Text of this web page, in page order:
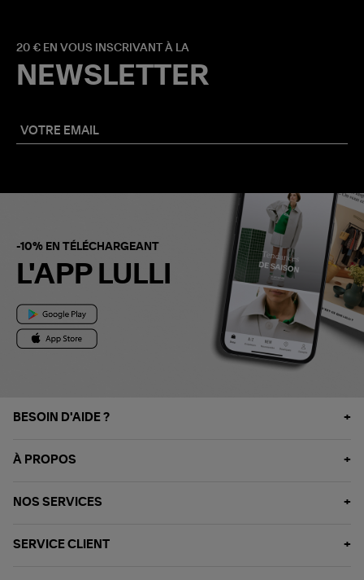
20 € EN VOUS INSCRIVANT À LA
NEWSLETTER
-10% EN TÉLÉCHARGEANT
L'APP LULLI
BESOIN D'AIDE ?
À PROPOS
NOS SERVICES
SERVICE CLIENT